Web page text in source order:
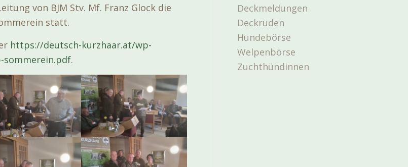
von BJM Stv. Mf. Franz Glock die
statt.
https://deutsch-kurzhaar.at/wp-
sommerein.pdf.
Deckmeldungen
Deckrüden
Hundebörse
Welpenbörse
Zuchthündinnen